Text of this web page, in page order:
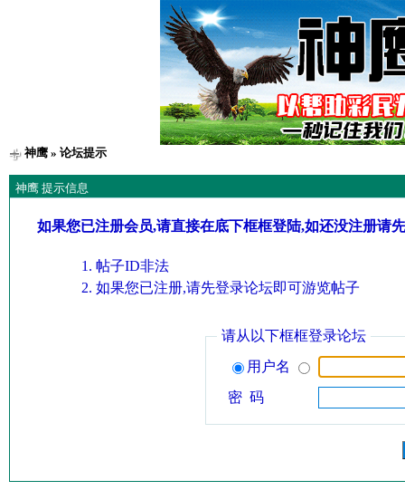
神鹰» 论坛提示
神鹰 提示信息
如果您已注册会员,请直接在底下框框登陆,如还没注册请
帖子ID非法
如果您已注册,请先登录论坛即可游览帖子
请从以下框框登录论坛
用户名
密 码